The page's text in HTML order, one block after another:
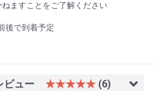
ますことをご了解ください
で到着予定
ビュー ★★★★★ (6)